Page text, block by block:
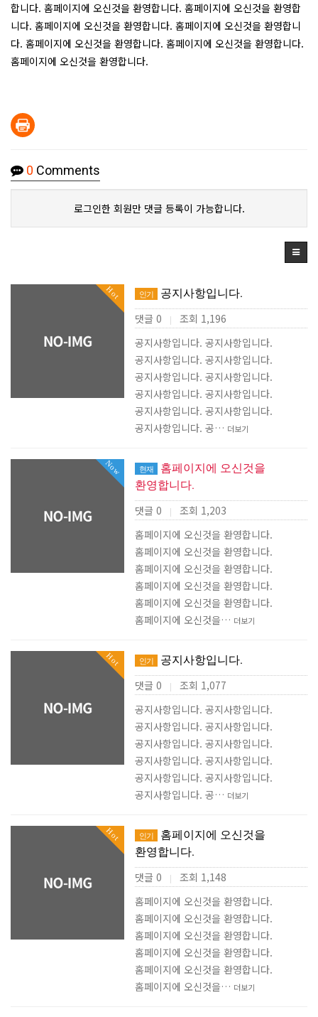
합니다. 홈페이지에 오신것을 환영합니다. 홈페이지에 오신것을 환영합
니다. 홈페이지에 오신것을 환영합니다. 홈페이지에 오신것을 환영합니
다. 홈페이지에 오신것을 환영합니다. 홈페이지에 오신것을 환영합니다.
홈페이지에 오신것을 환영합니다.
0 Comments
로그인한 회원만 댓글 등록이 가능합니다.
Hot 인기 공지사항입니다.
댓글 0 |
조회 1,196
공지사항입니다. 공지사항입니다.
공지사항입니다. 공지사항입니다.
공지사항입니다. 공지사항입니다.
공지사항입니다. 공지사항입니다.
공지사항입니다. 공지사항입니다.
공지사항입니다. 공… 더보기
Now 현재
홈페이지에 오신것을
환영합니다.
댓글 0 |
조회 1,203
홈페이지에 오신것을 환영합니다.
홈페이지에 오신것을 환영합니다.
홈페이지에 오신것을 환영합니다.
홈페이지에 오신것을 환영합니다.
홈페이지에 오신것을 환영합니다.
홈페이지에 오신것을… 더보기
Hot 인기 공지사항입니다.
댓글 0 |
조회 1,077
공지사항입니다. 공지사항입니다.
공지사항입니다. 공지사항입니다.
공지사항입니다. 공지사항입니다.
공지사항입니다. 공지사항입니다.
공지사항입니다. 공지사항입니다.
공지사항입니다. 공… 더보기
Hot 인기
홈페이지에 오신것을
환영합니다.
댓글 0 |
조회 1,148
홈페이지에 오신것을 환영합니다.
홈페이지에 오신것을 환영합니다.
홈페이지에 오신것을 환영합니다.
홈페이지에 오신것을 환영합니다.
홈페이지에 오신것을 환영합니다.
홈페이지에 오신것을… 더보기